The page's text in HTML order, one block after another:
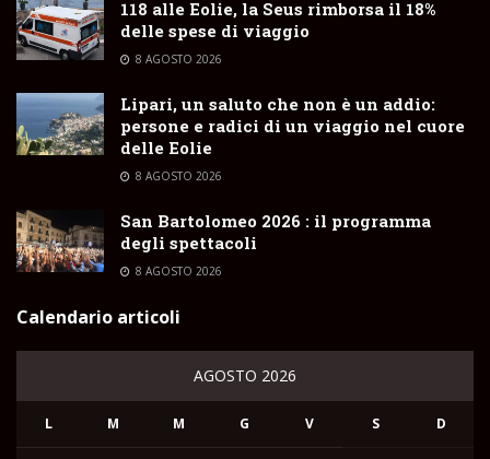
118 alle Eolie, la Seus rimborsa il 18%
delle spese di viaggio
8 AGOSTO 2026
Lipari, un saluto che non è un addio:
persone e radici di un viaggio nel cuore
delle Eolie
8 AGOSTO 2026
San Bartolomeo 2026 : il programma
degli spettacoli
8 AGOSTO 2026
Calendario articoli
AGOSTO 2026
L M M G V S D